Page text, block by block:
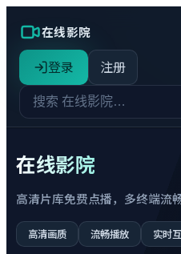
在线影院
登录 注册
在线影院
高清片库免费点播，多终端流
高清画质 流畅播放 实时